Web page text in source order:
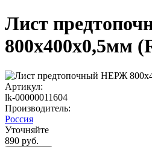
Лист
800х400х0,5мм
Артикул:
lk-00000011604
Производитель:
Россия
Уточняйте
890 руб.